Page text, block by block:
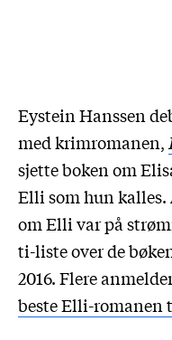
Eystein Hanssen
med krimromanen,
sjette boken om
Elli som hun
om Elli var på
ti-liste over de
2016. Flere
beste Elli-romanen